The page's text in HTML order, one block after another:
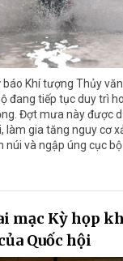
Khí tượng Thủy
đang tiếp tục duy trì
Đợt mưa này được
làm gia tăng nguy cơ
núi và ngập úng cục
mạc Kỳ họp
Quốc hội